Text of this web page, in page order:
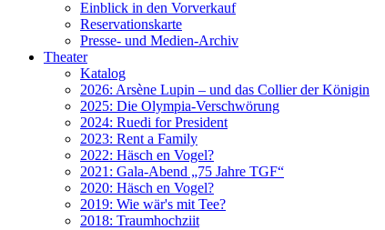
Einblick in den Vorverkauf
Reservationskarte
Presse- und Medien-Archiv
Theater
Katalog
2026: Arsène Lupin – und das Collier der Königin
2025: Die Olympia-Verschwörung
2024: Ruedi for President
2023: Rent a Family
2022: Häsch en Vogel?
2021: Gala-Abend „75 Jahre TGF“
2020: Häsch en Vogel?
2019: Wie wär's mit Tee?
2018: Traumhochziit